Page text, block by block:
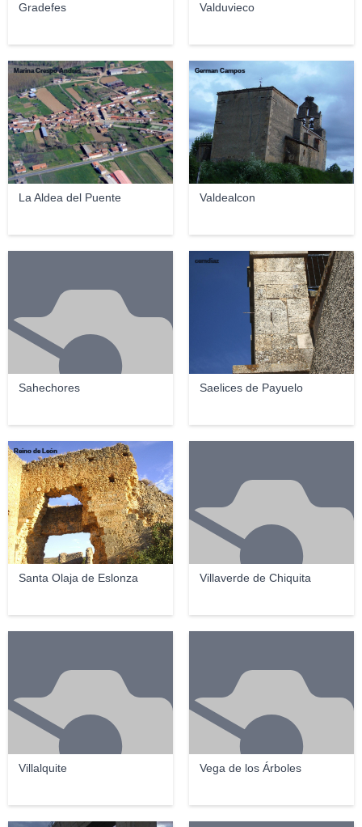
Gradefes Valduvieco
La Aldea del Puente
Marina Crespo Andrés
Valdealcon
German Campos
Sahechores Saelices de Payuelo
cemdiaz
Santa Olaja de Eslonza
Reino de León
Villaverde de Chiquita
Villalquite Vega de los Árboles